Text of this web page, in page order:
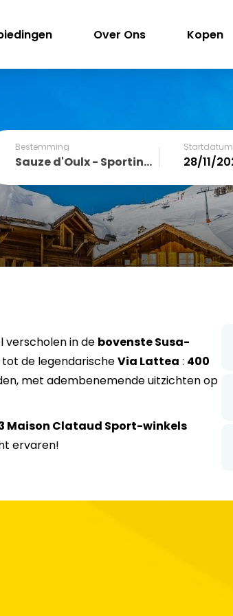
Over Ons Kopen
Bestemming
Sauze d'Oulx - Sportinia
Startdatum
December
MON TUE WED FRI SAT
1 2 3 4 5
6 7 8 9 10 11 12
27 28 29 30 31
verscholen in de bovenste Susa-
de legendarischeVia Lattea : 400
met adembenemende uitzichten op
Maison Clataud Sport-winkels
ervaren!